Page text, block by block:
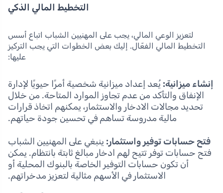
التخطيط المالي الذكي
لتعزيز الوعي المالي، يجب على المهنيين الشباب اتباع أسس
التخطيط المالي الفعّال. إليك بعض الخطوات التي يجب التركيز
عليها:
إنشاء ميزانية: يُعد إعداد ميزانية شخصية أمرًا حيويًا لإدارة
الإنفاق والتأكد من عدم تجاوز الموارد المتاحة. من خلال
تحديد مجالات الادخار والاستثمار، يمكنهم اتخاذ قرارات
مالية مدروسة تساهم في تحسين جودة حياتهم.
فتح حسابات توفير واستثمار: ينبغي على المهنيين الشباب
فتح حسابات توفر تتيح لهم ادخار مبالغ ثابتة بانتظام. يمكن
أن تكون حسابات التوفير الخاصة بالبنوك المحلية أو
الاستثمار في الأسهم مثالية لتعزيز مدخراتهم.